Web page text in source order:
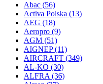
Abac (56)
Activa Polska (13)
AEG (18)
Aeropro (9)
AGM (51)
AIGNEP(11)
AIRCRAFT (349)
AL-KO (30)
ALFRA (36)